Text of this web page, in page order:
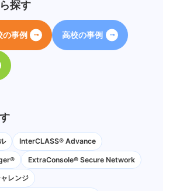
探す
の事例 高校の事例
InterCLASS® Advance
ExtraConsole® Secure Network
レンジ